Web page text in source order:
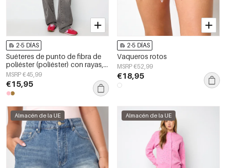
2-5 DÍAS
Suéteres de punto de fibra de
poliéster (poliéster) con rayas,
ropa de otoño/invierno
MSRP €45,99
€15,95
2-5 DÍAS
Vaqueros rotos
MSRP €52,99
€18,95
Almacén de la UE Almacén de la UE